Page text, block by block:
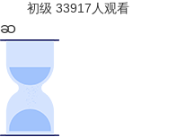
初级 33917人观看